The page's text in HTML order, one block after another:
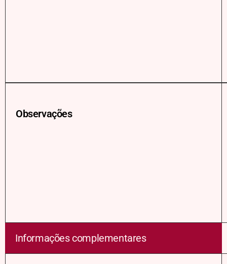
Observações
Informações complementares